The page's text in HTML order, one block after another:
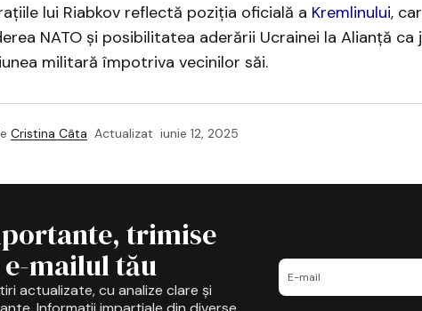
lui Riabkov reflectă poziția oficială a Kremlinului,
NATO și posibilitatea aderării Ucrainei la Alianță
militară împotriva vecinilor săi.
Cristina Câta Actualizat iunie 12, 2025
trimise
mailul tău
actualizate, cu analize clare și